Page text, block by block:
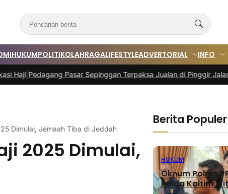
HUKUMPOLITIKOLAHRAGALIFESTYLEADVERTORIAL INFO
Pasar Sepinggan Terpaksa Jualan di Pinggir Jalan|Program
Dimulai, Jemaah Tiba di Jeddah
2025 Dimulai,
Berita Populer
HUKUM
Oknum Polres
Polda Kaltim: